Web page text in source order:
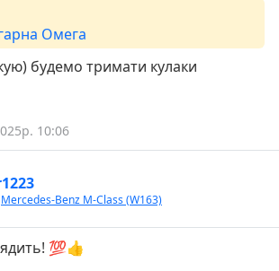
Омега
будемо тримати кулаки
10:06
Mercedes-Benz M-Class (W163)
💯👍